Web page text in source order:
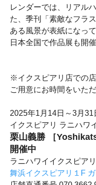
レンダーでは、リアル
た、季刊「素敵なフラ
ある風景が表紙になって
日本全国で作品展も開
※イクスピアリ店での
ご用意にお時間をいた
2025年1月14日～3月31
イクスピアリ ラニハワ
栗山義勝 ［
開催中
ラニハワイイクスピア
舞浜イクスピアリ１F